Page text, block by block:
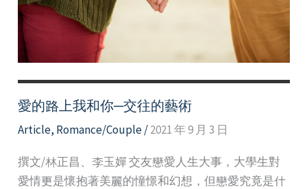
愛的路上我和你─交往的藝術
Article, Romance/Couple/2021 年 9 月 3 日
撰文/林正昌、李玉嬋 交友戀愛人生大事，大學生對
愛情更是懷抱著美麗的憧憬和幻想，但戀愛究竟是什